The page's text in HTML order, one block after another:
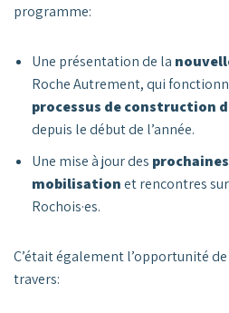
programme:
Une présentation de la
Roche Autrement, qui
processus de construction
depuis le début de l’année.
Une mise à jour des
mobilisationet rencontres
Rochois·es.
C’était également l’opportunité
travers: